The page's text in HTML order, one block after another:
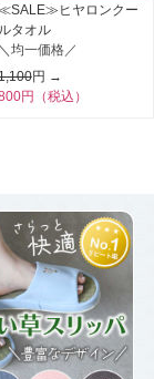
≪SALE≫ヒヤロンクー
ルタオル
＼均一価格／
円 →
円（税込）